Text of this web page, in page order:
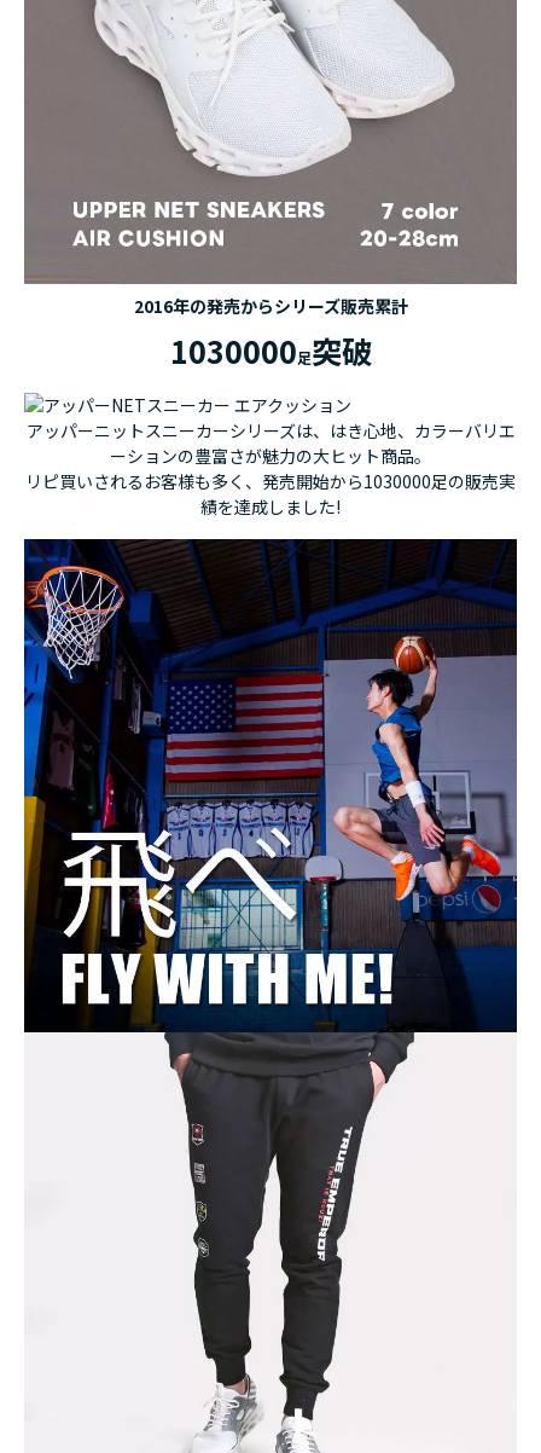
2016年の発売からシリーズ販売累計
1030000足突破
アッパーニットスニーカーシリーズは、はき心地、カラーバリエ
ーションの豊富さが魅力の大ヒット商品。
リピ買いされるお客様も多く、発売開始から1030000足の販売実
績を達成しました!